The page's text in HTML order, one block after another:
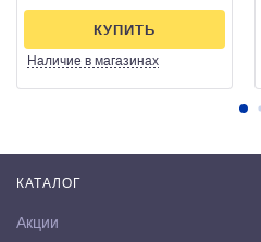
Наличие в магазинах
КУПИТЬ
КАТАЛОГ
Акции